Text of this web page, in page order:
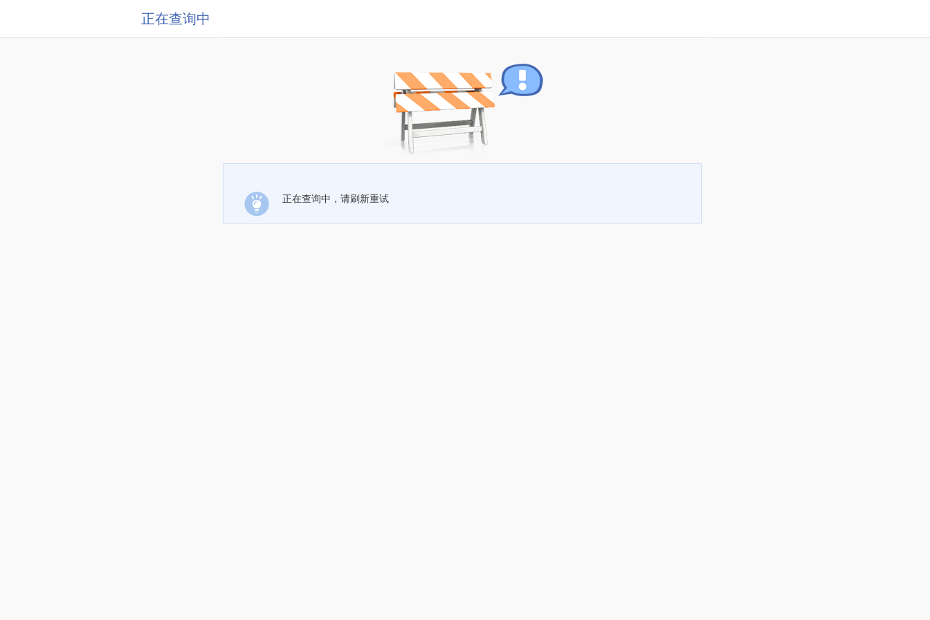
正在查询中
正在查询中，请刷新重试